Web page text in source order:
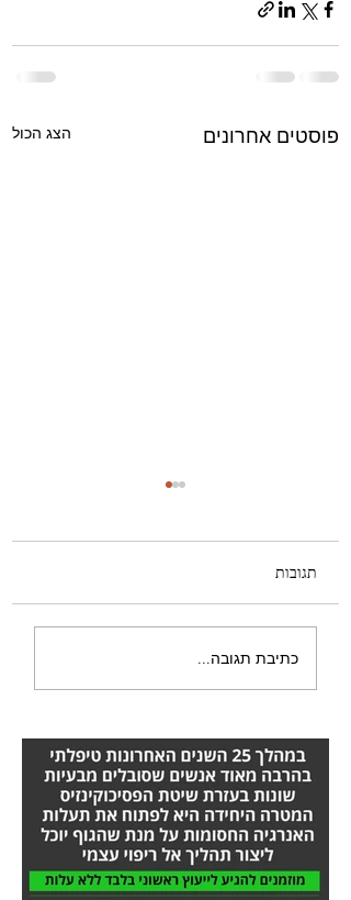
פוסטים אחרונים הצג הכול
היה לי טישטוש בעין -
תגובות
כתיבת תגובה...